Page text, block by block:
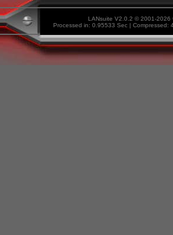
LANsuite V2.0.2 © 2001-2026
Processed in: 0.95533 Sec | Compressed: